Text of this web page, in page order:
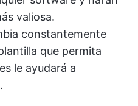
valiosa.
constantemente
que permita
le ayudará a